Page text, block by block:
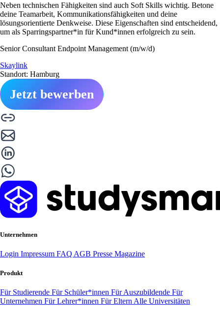
Neben technischen Fähigkeiten sind auch Soft Skills wichtig. Betone
deine Teamarbeit, Kommunikationsfähigkeiten und deine
lösungsorientierte Denkweise. Diese Eigenschaften sind entscheidend,
um als Sparringspartner*in für Kund*innen erfolgreich zu sein.
Senior Consultant Endpoint Management (m/w/d)
Skaylink
Standort: Hamburg
Jetzt bewerben
Unternehmen
Login Impressum FAQ AGB Presse Magazine
Produkt
Für Studierende Für Schüler*innen Für Auszubildende Für
Unternehmen Für Lehrer*innen Für Eltern Alle Universitäten